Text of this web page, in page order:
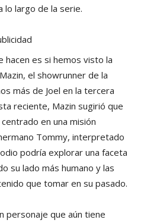
lo largo de la serie.
hacen es si hemos visto la
el showrunner de la
más de Joel en la tercera
reciente, Mazin sugirió que
en una misión
Tommy, interpretado
podría explorar una faceta
su lado más humano y las
que tomar en su pasado.
personaje que aún tiene